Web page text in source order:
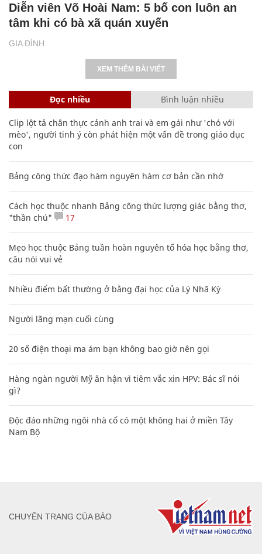
GIA ĐÌNH
Diễn viên Võ Hoài Nam: 5 bố con luôn an
tâm khi có bà xã quán xuyến
XEM THÊM BÀI VIẾT
Đọc nhiều Bình luận nhiều
Clip lột tả chân thực cảnh anh trai và em gái như 'chó với
mèo', người tinh ý còn phát hiện một vấn đề trong giáo dục
con
Bảng công thức đạo hàm nguyên hàm cơ bản cần nhớ
Cách học thuộc nhanh Bảng công thức lượng giác bằng thơ,
"thần chú"
17
Mẹo học thuộc Bảng tuần hoàn nguyên tố hóa học bằng thơ,
câu nói vui vẻ
Nhiều điểm bất thường ở bằng đại học của Lý Nhã Kỳ
Người lãng mạn cuối cùng
20 số điện thoại ma ám bạn không bao giờ nên gọi
Hàng ngàn người Mỹ ân hận vì tiêm vắc xin HPV: Bác sĩ nói
gì?
Độc đáo những ngôi nhà cổ có một không hai ở miền Tây
Nam Bộ
CHUYÊN TRANG CỦA BÁO